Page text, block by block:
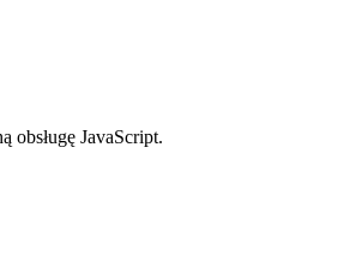
obsługę JavaScript.